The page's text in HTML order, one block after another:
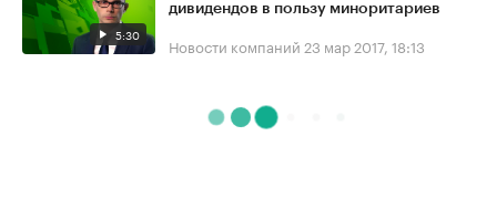
5:30
дивидендов в пользу миноритариев
Новости компаний 23 мар 2017, 18:13